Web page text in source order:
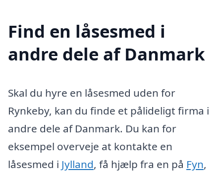
Find en låsesmed i
andre dele af Danmark
Skal du hyre en låsesmed uden for
Rynkeby, kan du finde et pålideligt firma i
andre dele af Danmark. Du kan for
eksempel overveje at kontakte en
låsesmed i Jylland, få hjælp fra en på Fyn,